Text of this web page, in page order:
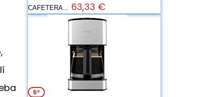
CAFETERA... 63,33 €
6º